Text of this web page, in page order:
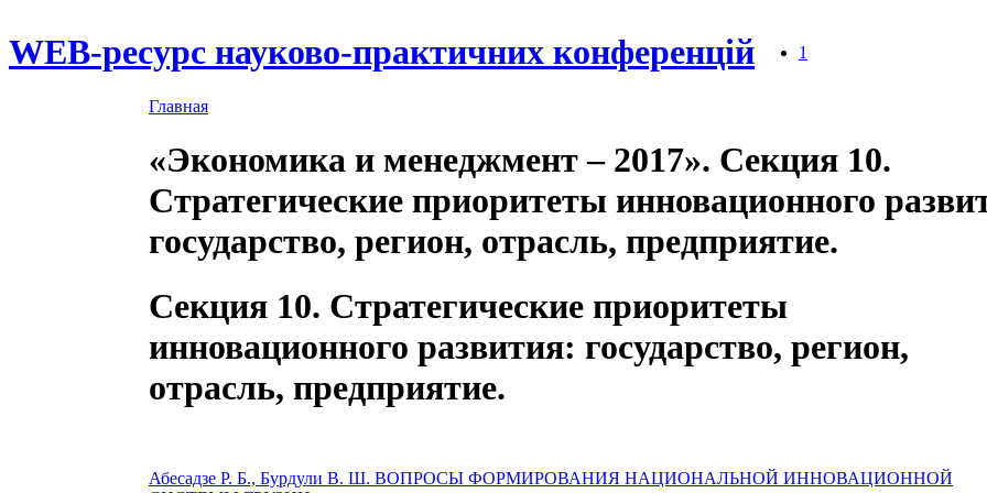
WEB-ресурс науково-практичних конференцій 1
Главная
«Экономика и менеджмент – 2017». Секция 10.
Стратегические приоритеты инновационного
государство, регион, отрасль, предприятие.
Секция 10. Стратегические приоритеты
инновационного развития: государство, регион,
отрасль, предприятие.
Абесадзе Р. Б., Бурдули В. Ш. ВОПРОСЫ ФОРМИРОВАНИЯ НАЦИОНАЛЬНОЙ ИННОВАЦИОННОЙ